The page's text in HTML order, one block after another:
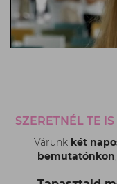
SZERETNÉL TE
Várunk két
bemutatónkon